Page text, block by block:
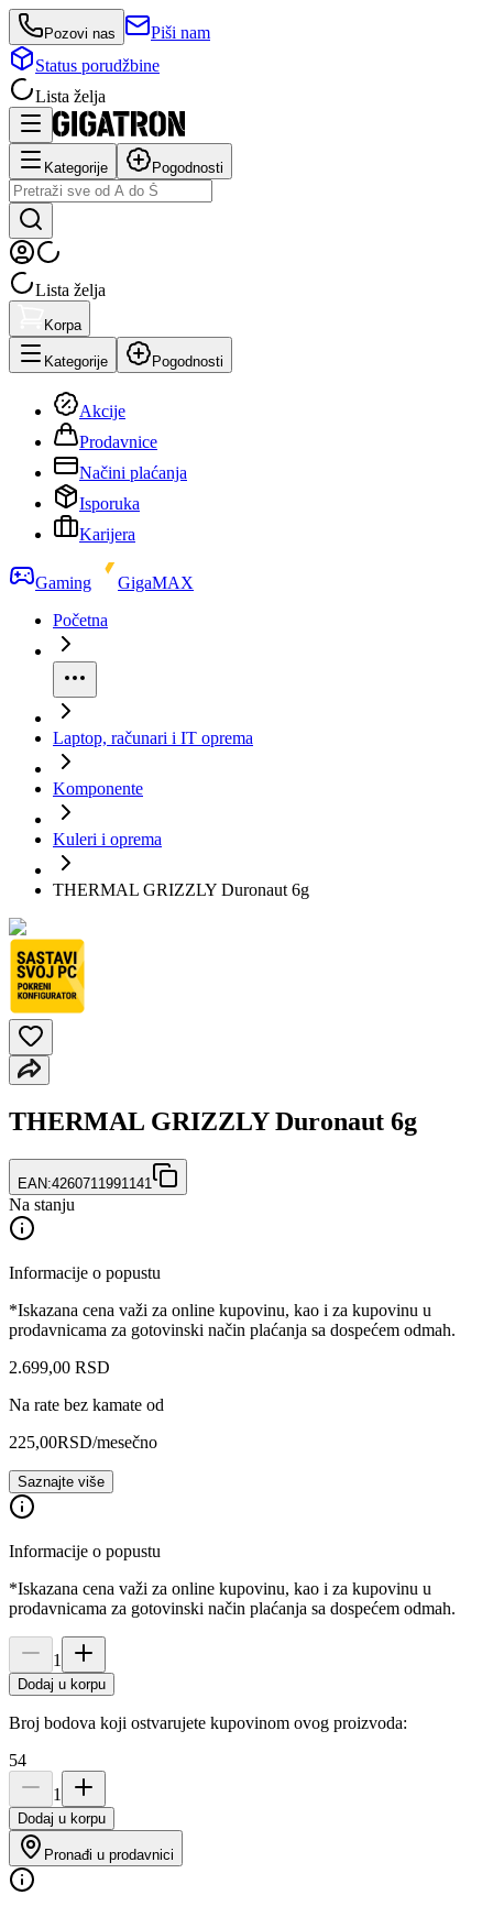
Pozovi nas
Piši nam
Status porudžbine
Lista želja
Kategorije Pogodnosti
Lista želja
Korpa
Kategorije Pogodnosti
Akcije
Prodavnice
Načini plaćanja
Isporuka
Karijera
Gaming
GigaMAX
Početna
Laptop, računari i IT oprema
Komponente
Kuleri i oprema
THERMAL GRIZZLY Duronaut 6g
THERMAL GRIZZLY Duronaut 6g
EAN:4260711991141
Na stanju
Informacije o popustu
*Iskazana cena važi za online kupovinu, kao i za kupovinu u
prodavnicama za gotovinski način plaćanja sa dospećem odmah.
2.699,00 RSD
Na rate bez kamate od
225,00RSD/mesečno
Saznajte više
Informacije o popustu
*Iskazana cena važi za online kupovinu, kao i za kupovinu u
prodavnicama za gotovinski način plaćanja sa dospećem odmah.
1
Dodaj u korpu
Broj bodova koji ostvarujete kupovinom ovog proizvoda:
54
1
Dodaj u korpu
Pronađi u prodavnici